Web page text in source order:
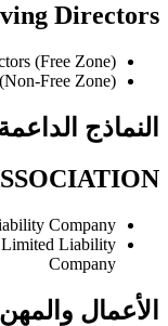
Directors
(Free Zone)
Free Zone)
النماذج
Company
Limited Liability
Company
الأعمال